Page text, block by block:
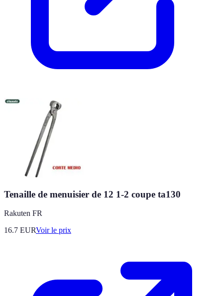
Tenaille de menuisier de 12 1-2 coupe ta130
Rakuten FR
16.7 EURVoir le prix